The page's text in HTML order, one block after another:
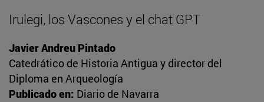
Irulegi, los Vascones y el chat GPT
Javier Andreu Pintado
Catedrático de Historia Antigua y director del
Diploma en Arqueología
Publicado en: Diario de Navarra